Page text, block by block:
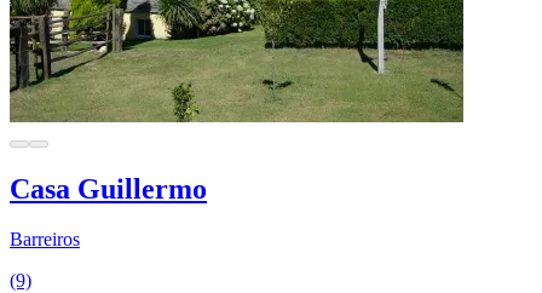
Casa Guillermo
Barreiros
(9)